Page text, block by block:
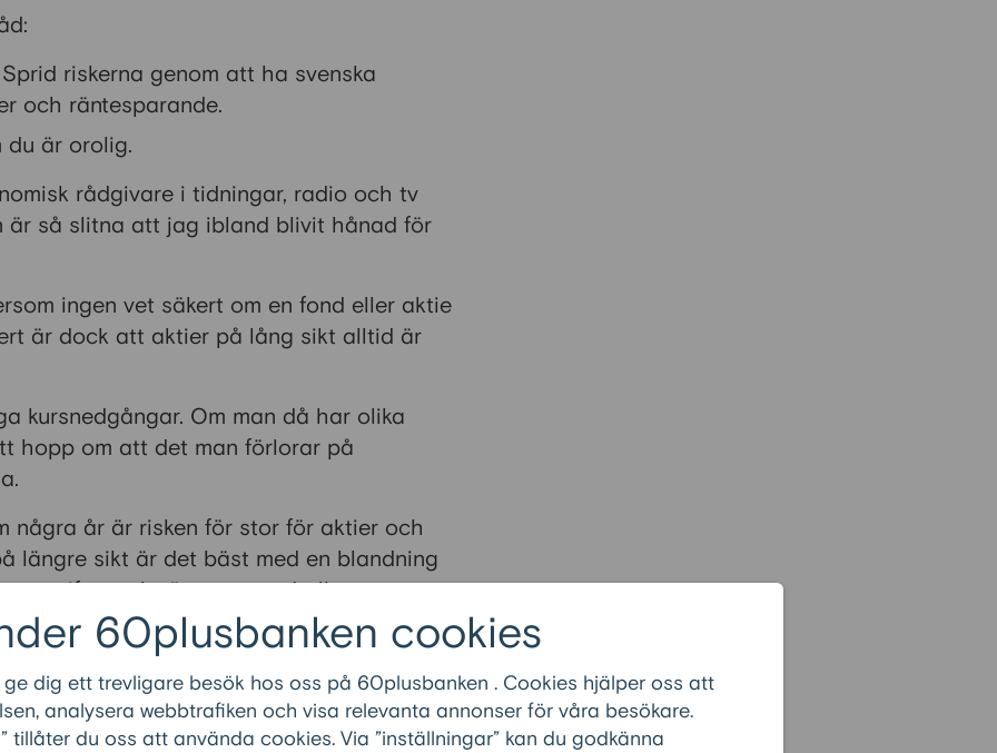
60plusbanken cookies
dig ett trevligare besök hos oss på 60plusbanken . Cookies hjälper oss att
analysera webbtrafiken och visa relevanta annonser för våra besökare.
tillåter du oss att använda cookies. Via ”inställningar” kan du godkänna
Sprid riskerna genom att ha svenska
och räntesparande.
du är orolig.
rådgivare i tidningar, radio och tv
är så slitna att jag ibland blivit hånad för
ingen vet säkert om en fond eller aktie
är dock att aktier på lång sikt alltid är
kursnedgångar. Om man då har olika
hopp om att det man förlorar på
några år är risken för stor för aktier och
längre sikt är det bäst med en blandning
avgifter och räntesparande (bra
av var och en av de tre delarna –
och räntebärande. Men hur blandning